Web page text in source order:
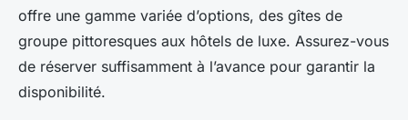
offre une gamme variée d’options, des gîtes de
groupe pittoresques aux hôtels de luxe. Assurez-vous
de réserver suffisamment à l’avance pour garantir la
disponibilité.